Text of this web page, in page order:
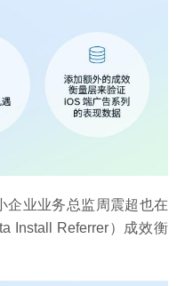
企业业务总监周震超也在
Install Referrer）成效衡